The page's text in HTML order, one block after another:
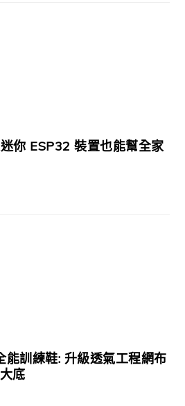
你 ESP32 裝置也能幫全家
訓練鞋: 升級透氣工程網布
底